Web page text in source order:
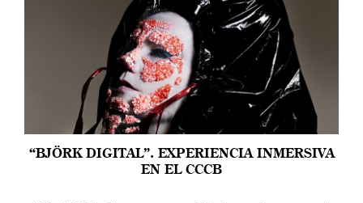
“BJÖRK DIGITAL”. EXPERIENCIA INMERSIVA
EN EL CCCB